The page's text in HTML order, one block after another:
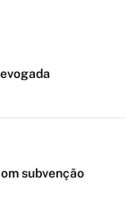
subvenção